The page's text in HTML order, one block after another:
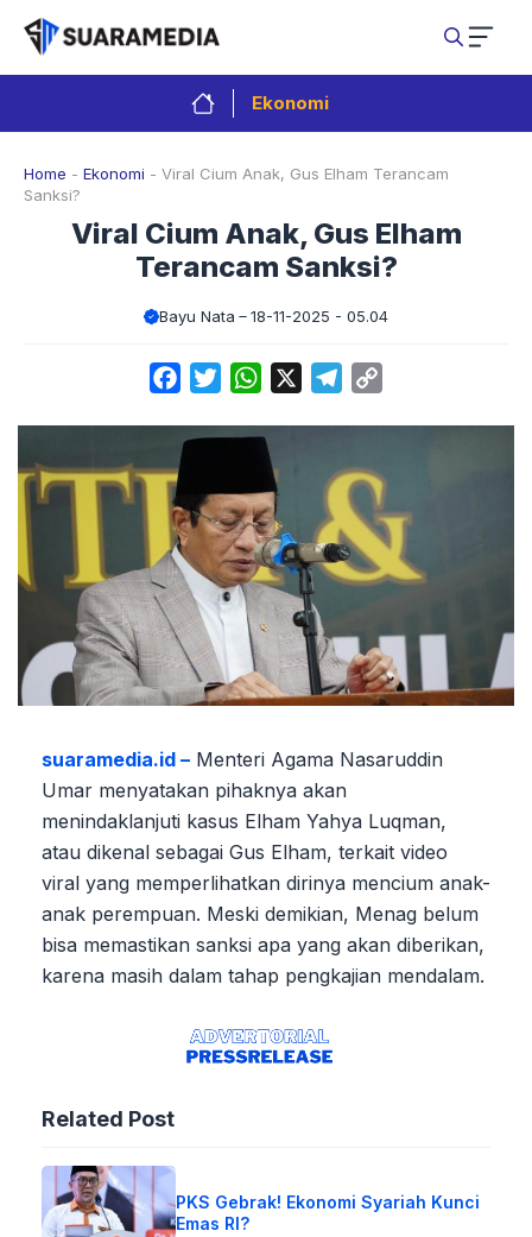
Langsung
isi
Ekonomi
Home - Ekonomi - Viral Cium Anak, Gus Elham Terancam
Sanksi?
Viral Cium Anak, Gus Elham
Terancam Sanksi?
Bayu Nata 18-11-2025 - 05.04
FacebookTwitterWhatsApp Telegram
suaramedia.id – Menteri Agama Nasaruddin
Umar menyatakan pihaknya akan
menindaklanjuti kasus Elham Yahya Luqman,
atau dikenal sebagai Gus Elham, terkait video
viral yang memperlihatkan dirinya mencium anak-
anak perempuan. Meski demikian, Menag belum
bisa memastikan sanksi apa yang akan diberikan,
karena masih dalam tahap pengkajian mendalam.
Related Post
PKS Gebrak! Ekonomi Syariah Kunci
Emas RI?